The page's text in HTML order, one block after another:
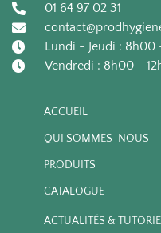
o
o
k
01 64 97 02 31
Lundi - Jeudi : 8h00
Vendredi : 8h00 -
ACCUEIL
QUI SOMMES-NOUS
PRODUITS
CATALOGUE
ACTUALITÉS &